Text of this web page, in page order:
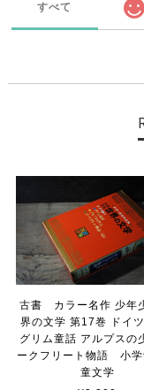
すべて
古書 カラー名作 少年
界の文学 第17巻 ドイ
グリム童話 アルプスの
ークフリート物語 小
童文学